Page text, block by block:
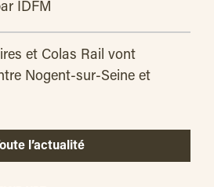
IDFM
et Colas Rail vont
Nogent-sur-Seine et
l’actualité